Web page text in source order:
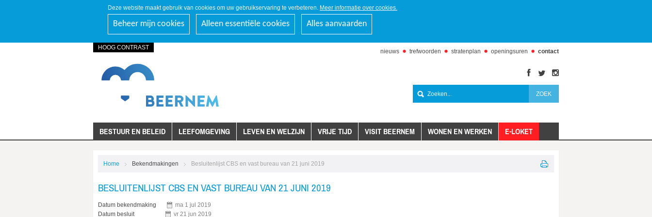
Deze website maakt gebruik van cookies om uw gebruikservaring te verbeteren. Meer informatie over cookies.
Beheer mijn cookies Alleen essentiële cookies Alles aanvaarden
naar
de
nieuws trefwoorden stratenplan openingsuren contact
facebook
twitterinstagram
HOOG CONTRAST
BESTUUR EN BELEID LEEFOMGEVING LEVEN EN WELZIJN VRIJE TIJD VISIT BEERNEM WONEN EN WERKEN E-LOKET
Home Bekendmakingen Besluitenlijst CBS en vast bureau van 21 juni 2019
BESLUITENLIJST CBS EN VAST BUREAU VAN 21 JUNI 2019
Datum bekendmaking ma 1 jul 2019
Datum besluit
vr 21 jun 2019